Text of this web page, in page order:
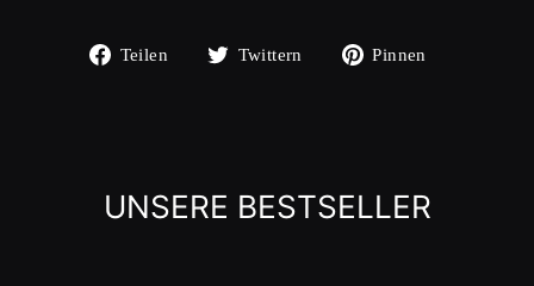
Teilen
Auf
Twittern
Auf
Pinnen
UNSERE BESTSELLER